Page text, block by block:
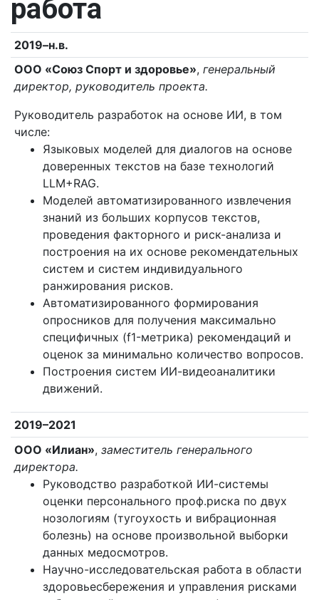
работа
2019–н.в.
ООО «Союз Спорт и здоровье», генеральный
директор, руководитель проекта.
Руководитель разработок на основе ИИ, в том
числе:
Языковых моделей для диалогов на основе
доверенных текстов на базе технологий
LLM+RAG.
Моделей автоматизированного извлечения
знаний из больших корпусов текстов,
проведения факторного и риск-анализа и
построения на их основе рекомендательных
систем и систем индивидуального
ранжирования рисков.
Автоматизированного формирования
опросников для получения максимально
специфичных (f1-метрика) рекомендаций и
оценок за минимально количество вопросов.
Построения систем ИИ-видеоаналитики
движений.
2019–2021
ООО «Илиан», заместитель генерального
директора.
Руководство разработкой ИИ-системы
оценки персонального проф.риска по двух
нозологиям (тугоухость и вибрационная
болезнь) на основе произвольной выборки
данных медосмотров.
Научно-исследовательская работа в области
здоровьесбережения и управления рисками